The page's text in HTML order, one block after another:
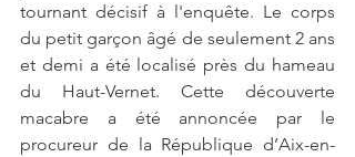
tournant décisif à l'enquête. Le corps
du petit garçon âgé de seulement 2 ans
et demi a été localisé près du hameau
du Haut-Vernet. Cette découverte
macabre a été annoncée par le
procureur de la République d’Aix-en-